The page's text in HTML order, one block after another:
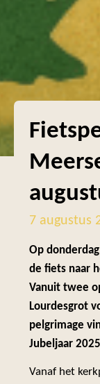
7 augustus
Op
de fiets naar
Vanuit twee
Lourdesgrot
pelgrimage
Jubeljaar
Vanaf het